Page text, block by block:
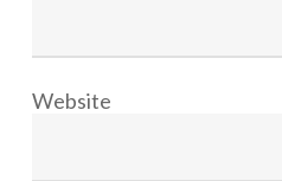
Website